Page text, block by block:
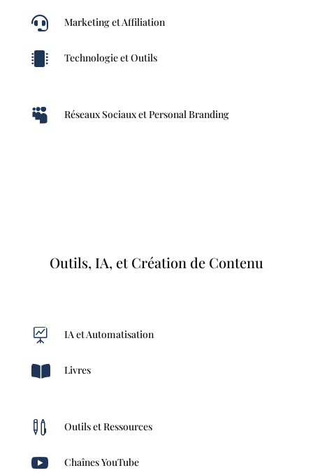
 Marketing et Affiliation
 Technologie et Outils
 Réseaux Sociaux et Personal Branding
Outils, IA, et Création de Contenu
 IA et Automatisation
 Livres
 Outils et Ressources
 Chaînes YouTube